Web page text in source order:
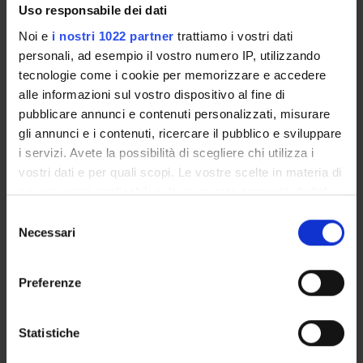
Uso responsabile dei dati
Noi e i nostri 1022 partner trattiamo i vostri dati
personali, ad esempio il vostro numero IP, utilizzando
tecnologie come i cookie per memorizzare e accedere
alle informazioni sul vostro dispositivo al fine di
pubblicare annunci e contenuti personalizzati, misurare
gli annunci e i contenuti, ricercare il pubblico e sviluppare
i servizi. Avete la possibilità di scegliere chi utilizza i
vostri dati e per quali scopi. Le vostre scelte in materia di
privacy sono applicabili solo su questa proprietà digitale
modificare o revocare il proprio consenso in qualsiasi
momento dalla Dichiarazione sui cookie o facendo clic
raccogliere informazioni sulla tua posizione
geografica, con un'approssimazione di qualche
delNecessari
Preferenze
Statistiche
Specializzando
Russo Savino
Specializzando
Scurcanu Mihaela
Collaboratore Amministrativo
Shakkour Meilad
Specializzando
Dottorando